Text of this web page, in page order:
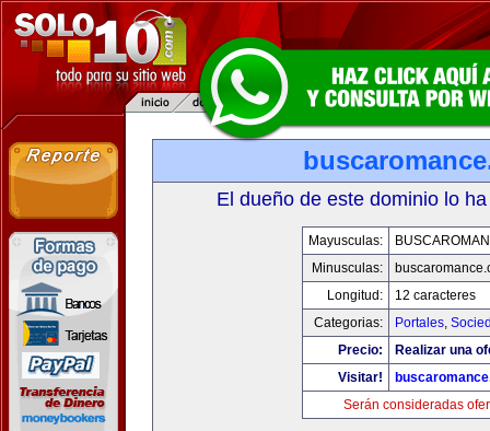
El dueño de este dominio lo
Mayusculas:
Minusculas:
Longitud:
12 caracteres
Categorias:
Portales,
Precio:
Realizar una
Visitar!
Serán consideradas